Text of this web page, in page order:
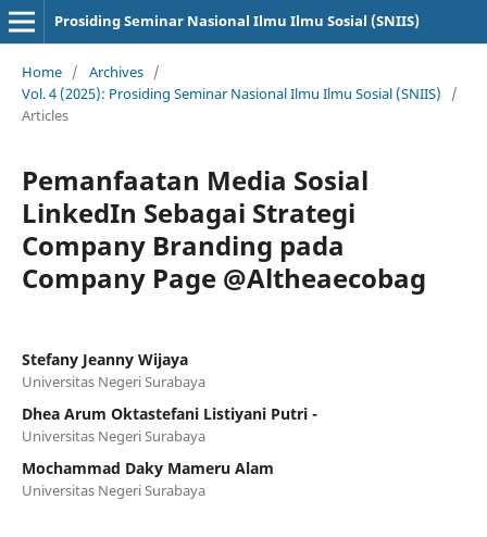
Prosiding Seminar Nasional Ilmu Ilmu Sosial (SNIIS)
Home / Archives /
Vol. 4 (2025): Prosiding Seminar Nasional Ilmu Ilmu Sosial (SNIIS)
/
Articles
Pemanfaatan Media Sosial
LinkedIn Sebagai Strategi
Company Branding pada
Company Page @Altheaecobag
Stefany Jeanny Wijaya
Universitas Negeri Surabaya
Dhea Arum Oktastefani Listiyani Putri -
Universitas Negeri Surabaya
Mochammad Daky Mameru Alam
Universitas Negeri Surabaya